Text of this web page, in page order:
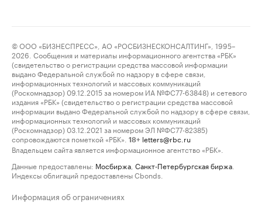
© ООО «БИЗНЕСПРЕСС», АО «РОСБИЗНЕСКОНСАЛТИНГ», 1995–
2026. Сообщения и материалы информационного агентства «РБК»
(свидетельство о регистрации средства массовой информации
выдано Федеральной службой по надзору в сфере связи,
информационных технологий и массовых коммуникаций
(Роскомнадзор) 09.12.2015 за номером ИА №ФС77-63848) и сетевого
издания «РБК» (свидетельство о регистрации средства массовой
информации выдано Федеральной службой по надзору в сфере связи,
информационных технологий и массовых коммуникаций
(Роскомнадзор) 03.12.2021 за номером ЭЛ №ФС77-82385)
сопровождаются пометкой «РБК».
18+ letters@rbc.ru
Владельцем сайта является информационное агентство «РБК».
Данные предоставлены: Мосбиржа Санкт-Петербургская биржа
Индексы облигаций предоставлены Cbonds.
Информация об ограничениях